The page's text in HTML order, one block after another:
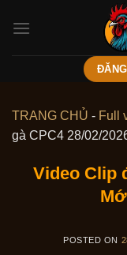
TRANG CHỦ - Full
gà CPC4 28/02/
Video Clip
POSTED ON